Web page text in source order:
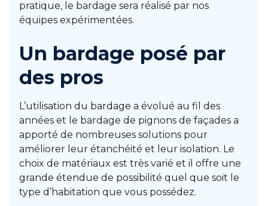
pratique, le bardage sera réalisé par nos
équipes expérimentées.
Un bardage posé par
des pros
L’utilisation du bardage a évolué au fil des
années et le bardage de pignons de façades a
apporté de nombreuses solutions pour
améliorer leur étanchéité et leur isolation. Le
choix de matériaux est très varié et il offre une
grande étendue de possibilité quel que soit le
type d’habitation que vous possédez.